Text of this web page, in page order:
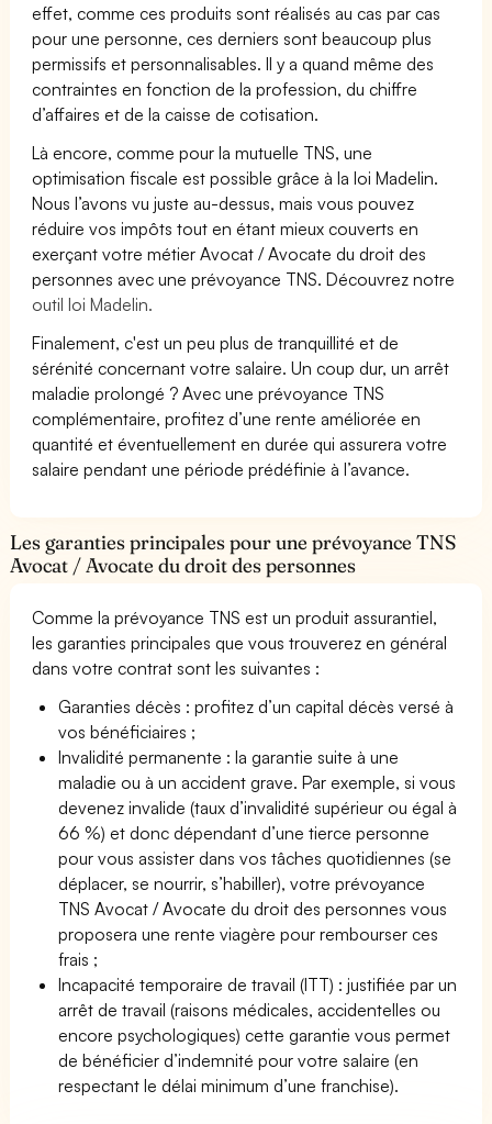
effet, comme ces produits sont réalisés au cas par cas
pour une personne, ces derniers sont beaucoup plus
permissifs et personnalisables. Il y a quand même des
contraintes en fonction de la profession, du chiffre
d’affaires et de la caisse de cotisation.
Là encore, comme pour la mutuelle TNS, une
optimisation fiscale est possible grâce à la loi Madelin.
Nous l’avons vu juste au-dessus, mais vous pouvez
réduire vos impôts tout en étant mieux couverts en
exerçant votre métier Avocat / Avocate du droit des
personnes avec une prévoyance TNS. Découvrez notre
outil loi Madelin.
Finalement, c'est un peu plus de tranquillité et de
sérénité concernant votre salaire. Un coup dur, un arrêt
maladie prolongé ? Avec une prévoyance TNS
complémentaire, profitez d’une rente améliorée en
quantité et éventuellement en durée qui assurera votre
salaire pendant une période prédéfinie à l’avance.
Les garanties principales pour une prévoyance TNS
Avocat / Avocate du droit des personnes
Comme la prévoyance TNS est un produit assurantiel,
les garanties principales que vous trouverez en général
dans votre contrat sont les suivantes :
Garanties décès : profitez d’un capital décès versé à
vos bénéficiaires ;
Invalidité permanente : la garantie suite à une
maladie ou à un accident grave. Par exemple, si vous
devenez invalide (taux d’invalidité supérieur ou égal à
66 %) et donc dépendant d’une tierce personne
pour vous assister dans vos tâches quotidiennes (se
déplacer, se nourrir, s’habiller), votre prévoyance
TNS Avocat / Avocate du droit des personnes vous
proposera une rente viagère pour rembourser ces
frais ;
Incapacité temporaire de travail (ITT) : justifiée par un
arrêt de travail (raisons médicales, accidentelles ou
encore psychologiques) cette garantie vous permet
de bénéficier d’indemnité pour votre salaire (en
respectant le délai minimum d’une franchise).